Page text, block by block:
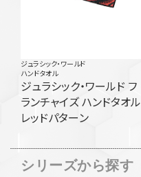
ジュラシック・ワールド
ハンドタオル
ジュラシック・ワールド フ
ランチャイズ ハンドタオル
レッドパターン
シリーズから探す